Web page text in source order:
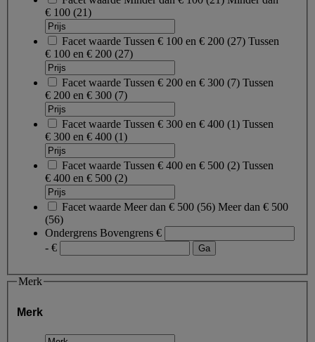
€ 100 (21)
Facet waarde Tussen € 100 en € 200 (27) Tussen
€ 100 en € 200 (27)
Facet waarde Tussen € 200 en € 300 (7) Tussen
€ 200 en € 300 (7)
Facet waarde Tussen € 300 en € 400 (1) Tussen
€ 300 en € 400 (1)
Facet waarde Tussen € 400 en € 500 (2) Tussen
€ 400 en € 500 (2)
Facet waarde Meer dan € 500 (56) Meer dan € 500
(56)
Ondergrens Bovengrens €
- €
Merk
Merk